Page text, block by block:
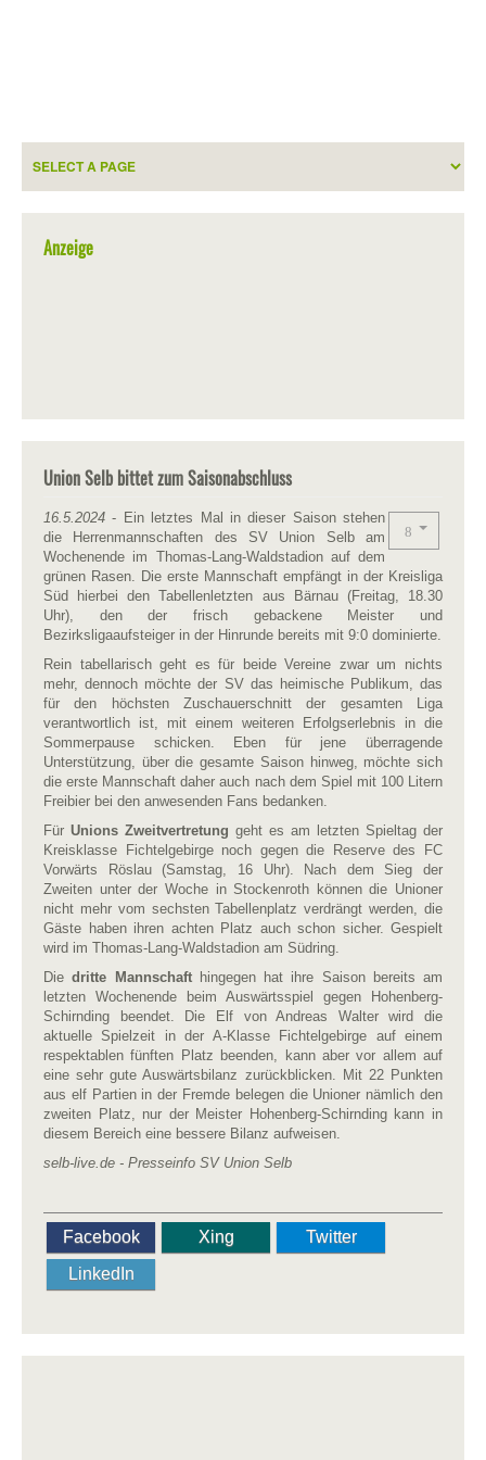
Anzeige
Union Selb bittet zum Saisonabschluss
16.5.2024 - Ein letztes Mal in dieser Saison stehen
die Herrenmannschaften des SV Union Selb am
Wochenende im Thomas-Lang-Waldstadion auf dem
grünen Rasen. Die erste Mannschaft empfängt in der Kreisliga
Süd hierbei den Tabellenletzten aus Bärnau (Freitag, 18.30
Uhr), den der frisch gebackene Meister und
Bezirksligaaufsteiger in der Hinrunde bereits mit 9:0 dominierte.
Rein tabellarisch geht es für beide Vereine zwar um nichts
mehr, dennoch möchte der SV das heimische Publikum, das
für den höchsten Zuschauerschnitt der gesamten Liga
verantwortlich ist, mit einem weiteren Erfolgserlebnis in die
Sommerpause schicken. Eben für jene überragende
Unterstützung, über die gesamte Saison hinweg, möchte sich
die erste Mannschaft daher auch nach dem Spiel mit 100 Litern
Freibier bei den anwesenden Fans bedanken.
Für Unions Zweitvertretung geht es am letzten Spieltag der
Kreisklasse Fichtelgebirge noch gegen die Reserve des FC
Vorwärts Röslau (Samstag, 16 Uhr). Nach dem Sieg der
Zweiten unter der Woche in Stockenroth können die Unioner
nicht mehr vom sechsten Tabellenplatz verdrängt werden, die
Gäste haben ihren achten Platz auch schon sicher. Gespielt
wird im Thomas-Lang-Waldstadion am Südring.
Diedritte Mannschafthingegen hat ihre Saison bereits am
letzten Wochenende beim Auswärtsspiel gegen Hohenberg-
Schirnding beendet. Die Elf von Andreas Walter wird die
aktuelle Spielzeit in der A-Klasse Fichtelgebirge auf einem
respektablen fünften Platz beenden, kann aber vor allem auf
eine sehr gute Auswärtsbilanz zurückblicken. Mit 22 Punkten
aus elf Partien in der Fremde belegen die Unioner nämlich den
zweiten Platz, nur der Meister Hohenberg-Schirnding kann in
diesem Bereich eine bessere Bilanz aufweisen.
selb-live.de - Presseinfo SV Union Selb
Facebook Xing
Twitter
LinkedIn